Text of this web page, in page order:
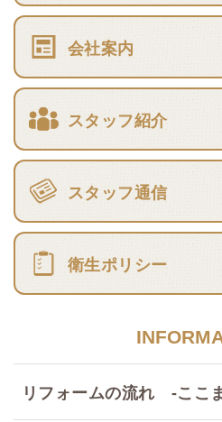
会社案内
スタッフ紹介
スタッフ通信
衛生ポリシー
リフォームの流れ -ここ